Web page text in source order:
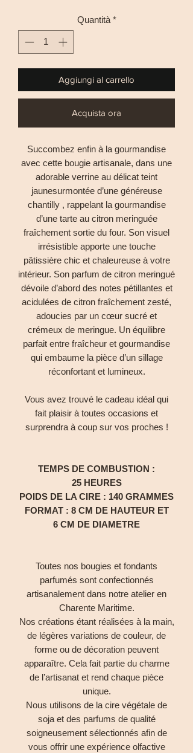
Quantità *
Aggiungi al carrello
Acquista ora
Succombez enfin à la gourmandise
avec cette bougie artisanale, dans une
adorable verrine au délicat teint
jaunesurmontée d’une généreuse
chantilly , rappelant la gourmandise
d’une tarte au citron meringuée
fraîchement sortie du four. Son visuel
irrésistible apporte une touche
pâtissière chic et chaleureuse à votre
intérieur. Son parfum de citron meringué
dévoile d’abord des notes pétillantes et
acidulées de citron fraîchement zesté,
adoucies par un cœur sucré et
crémeux de meringue. Un équilibre
parfait entre fraîcheur et gourmandise
qui embaume la pièce d’un sillage
réconfortant et lumineux.
Vous avez trouvé le cadeau idéal qui
fait plaisir à toutes occasions et
surprendra à coup sur vos proches !
TEMPS DE COMBUSTION :
25 HEURES
POIDS DE LA CIRE : 140 GRAMMES
FORMAT : 8 CM DE HAUTEUR ET
6 CM DE DIAMETRE
Toutes nos bougies et fondants
parfumés sont confectionnés
artisanalement dans notre atelier en
Charente Maritime.
Nos créations étant réalisées à la main,
de légères variations de couleur, de
forme ou de décoration peuvent
apparaître. Cela fait partie du charme
de l’artisanat et rend chaque pièce
unique.
Nous utilisons de la cire végétale de
soja et des parfums de qualité
soigneusement sélectionnés afin de
vous offrir une expérience olfactive